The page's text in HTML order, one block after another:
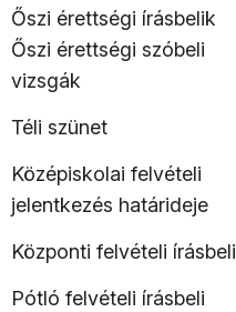
Őszi érettségi írásbelik
Őszi érettségi szóbeli
vizsgák
Téli szünet
Középiskolai felvételi
jelentkezés határideje
Központi felvételi írásbeli
Pótló felvételi írásbeli